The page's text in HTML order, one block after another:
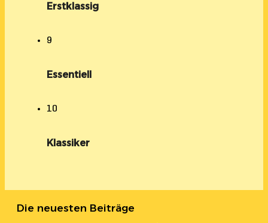
Erstklassig
9
Essentiell
10
Klassiker
Die neuesten Beiträge